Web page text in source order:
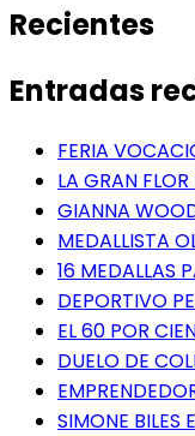
Recientes
Entradas
FERIA
LA GRAN
GIANNA
MEDALLISTA
16 MEDALLAS
DEPORTIVO
EL 60 POR
DUELO DE
SIMONE BILES